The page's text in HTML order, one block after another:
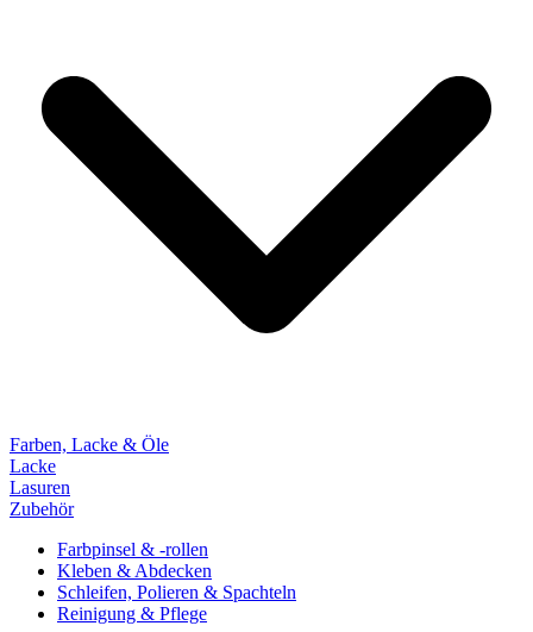
Farben, Lacke & Öle
Lacke
Lasuren
Zubehör
Farbpinsel & -rollen
Kleben & Abdecken
Schleifen, Polieren & Spachteln
Reinigung & Pflege